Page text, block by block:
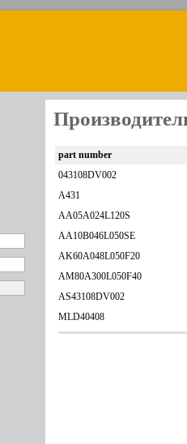
part number
043108DV002
A431
AA05A024L120S
AA10B046L050SE
AK60A048L050F20
AM80A300L050F40
AS43108DV002
MLD40408